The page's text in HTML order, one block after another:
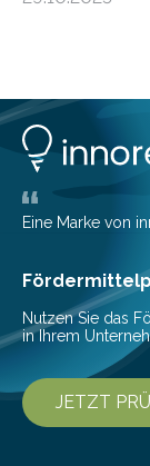
fünf Jahren
Insektenblume.
Technologie
Projekt im
Pestizide sind
Ernährung zu
Gefahr
Eine Marke von
Nutzen Sie das
in Ihrem
JETZT